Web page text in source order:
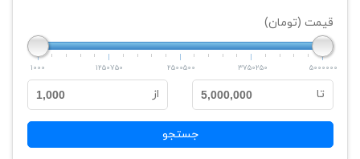
قیمت (تومان)
1000 1250750 2500500 3750250 5000000
تا 5,000,000 از 1,000
جستجو